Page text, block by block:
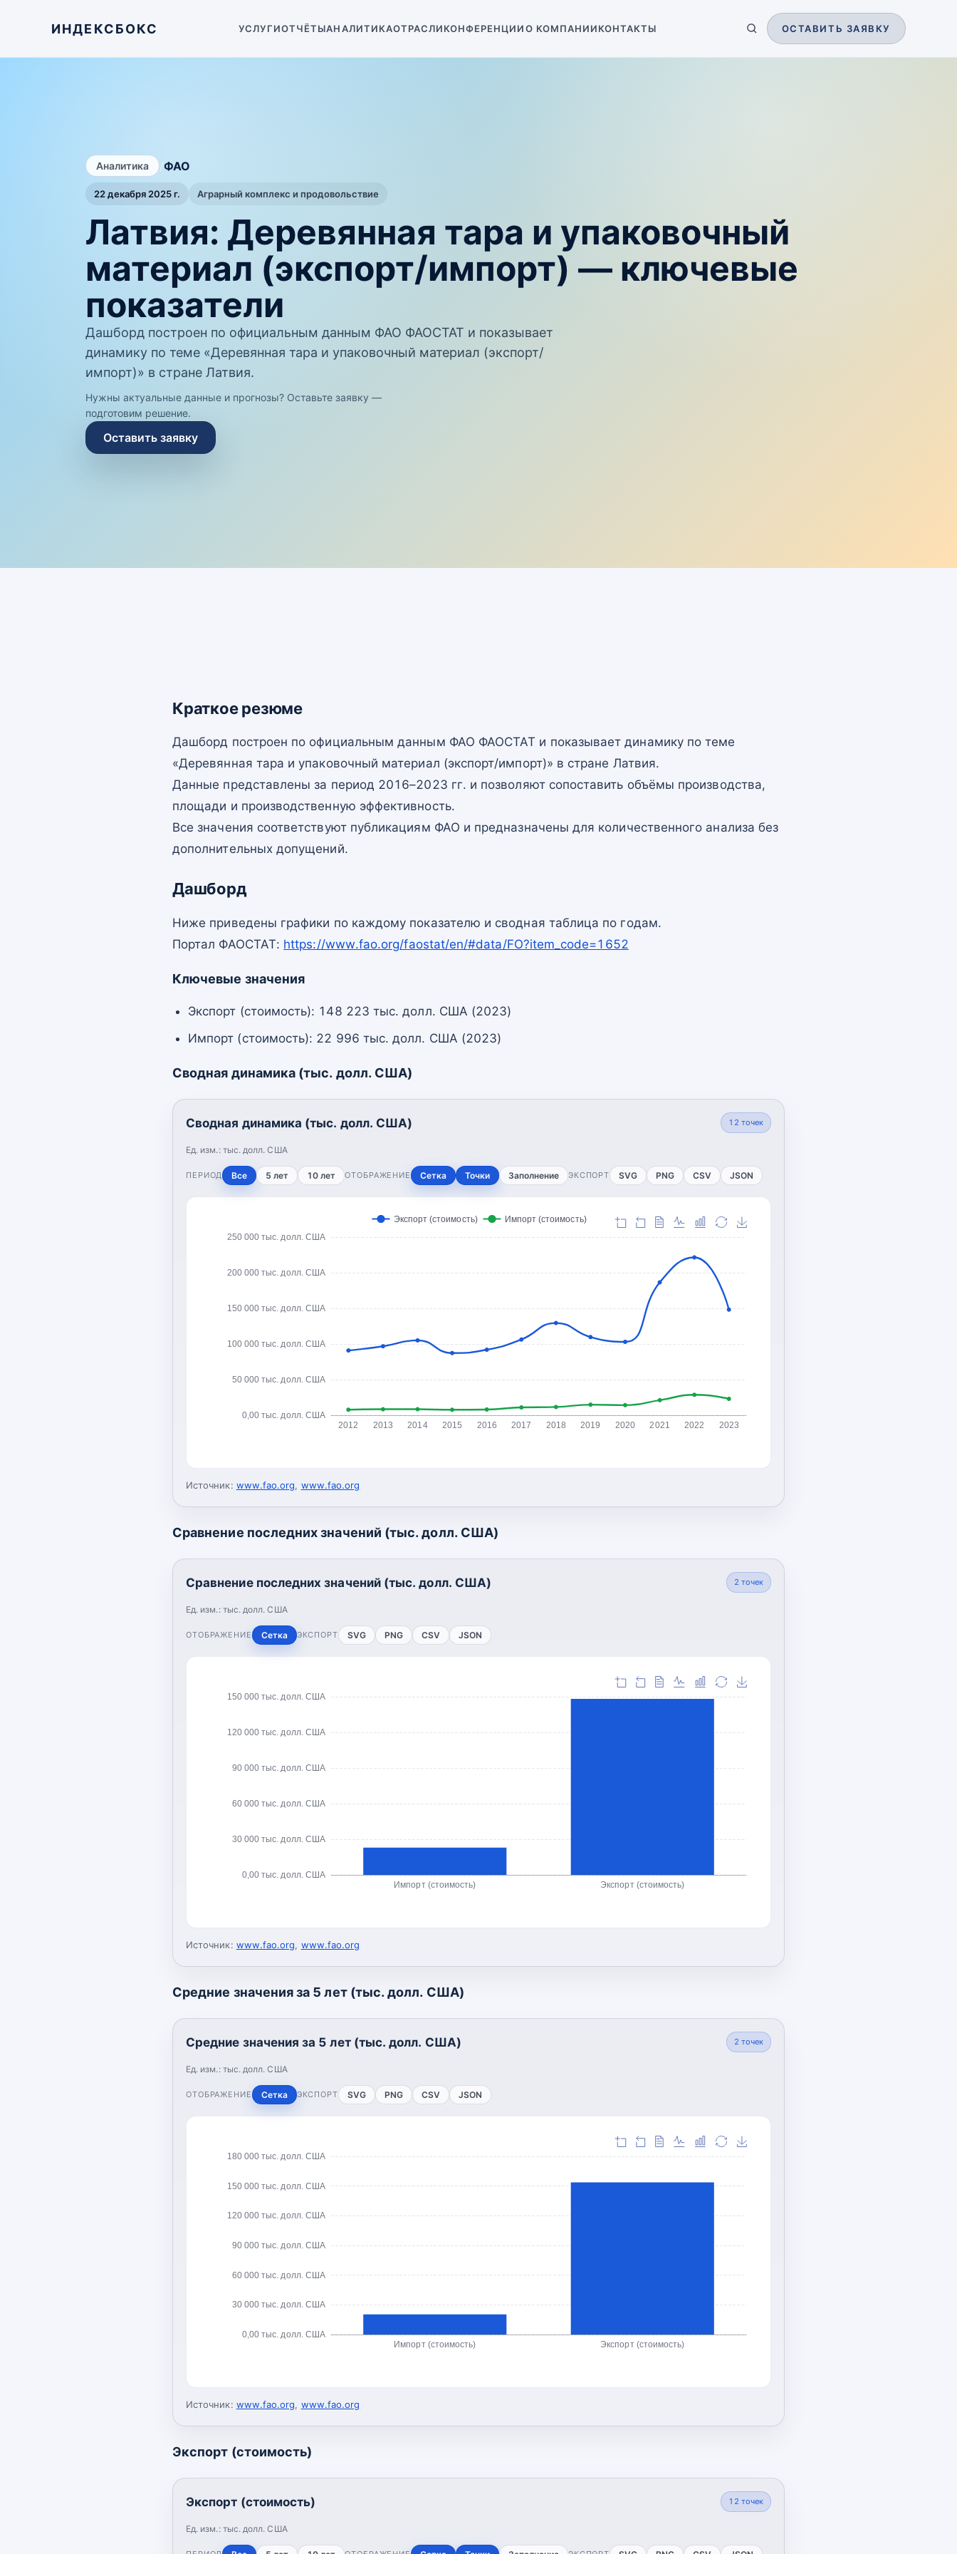
ИНДЕКСБОКС УСЛУГИОТЧЁТЫАНАЛИТИКАОТРАСЛИКОНФЕРЕНЦИИО КОМПАНИИКОНТАКТЫ ОСТАВИТЬ ЗАЯВКУ
Аналитика /ФАО
22 декабря 2025 г. Аграрный комплекс и продовольствие
Латвия: Деревянная тара и упаковочный
материал (экспорт/импорт) — ключевые
показатели
Дашборд построен по официальным данным ФАО ФАОСТАТ и показывает
динамику по теме «Деревянная тара и упаковочный материал (экспорт/
импорт)» в стране Латвия.
Нужны актуальные данные и прогнозы? Оставьте заявку —
подготовим решение.
Оставить заявку
Краткое резюме
Дашборд построен по официальным данным ФАО ФАОСТАТ и показывает динамику по теме
«Деревянная тара и упаковочный материал (экспорт/импорт)» в стране Латвия.
Данные представлены за период 2016–2023 гг. и позволяют сопоставить объёмы производства,
площади и производственную эффективность.
Все значения соответствуют публикациям ФАО и предназначены для количественного анализа без
дополнительных допущений.
Дашборд
Ниже приведены графики по каждому показателю и сводная таблица по годам.
Портал ФАОСТАТ: https://www.fao.org/faostat/en/#data/FO?item_code=1652
Ключевые значения
Экспорт (стоимость): 148 223 тыс. долл. США (2023)
Импорт (стоимость): 22 996 тыс. долл. США (2023)
Сводная динамика (тыс. долл. США)
Сводная динамика (тыс. долл. США)
Ед. изм.: тыс. долл. США
12 точек
ПЕРИОД Все 5 лет 10 лет ОТОБРАЖЕНИЕ Сетка Точки Заполнение ЭКСПОРТ SVG PNG CSV JSON
0,00 тыс. долл. США
50 000 тыс. долл. США
100 000 тыс. долл. США
150 000 тыс. долл. США
200 000 тыс. долл. США
250 000 тыс. долл. США
2012 2013 2014 2015 2016 2017 2018 2019 2020 2021 2022 2023
Экспорт (стоимость) Импорт (стоимость)
Источник: www.fao.org, www.fao.org
Сравнение последних значений (тыс. долл. США)
Сравнение последних значений (тыс. долл. США)
Ед. изм.: тыс. долл. США
2 точек
ОТОБРАЖЕНИЕ Сетка ЭКСПОРТ SVG PNG CSV JSON
0,00 тыс. долл. США
30 000 тыс. долл. США
60 000 тыс. долл. США
90 000 тыс. долл. США
120 000 тыс. долл. США
150 000 тыс. долл. США
Импорт (стоимость) Экспорт (стоимость)
Источник: www.fao.org, www.fao.org
Средние значения за 5 лет (тыс. долл. США)
Средние значения за 5 лет (тыс. долл. США)
Ед. изм.: тыс. долл. США
2 точек
ОТОБРАЖЕНИЕ Сетка ЭКСПОРТ SVG PNG CSV JSON
0,00 тыс. долл. США
30 000 тыс. долл. США
60 000 тыс. долл. США
90 000 тыс. долл. США
120 000 тыс. долл. США
150 000 тыс. долл. США
180 000 тыс. долл. США
Импорт (стоимость) Экспорт (стоимость)
Источник: www.fao.org, www.fao.org
Экспорт (стоимость)
Экспорт (стоимость)
Ед. изм.: тыс. долл. США
12 точек